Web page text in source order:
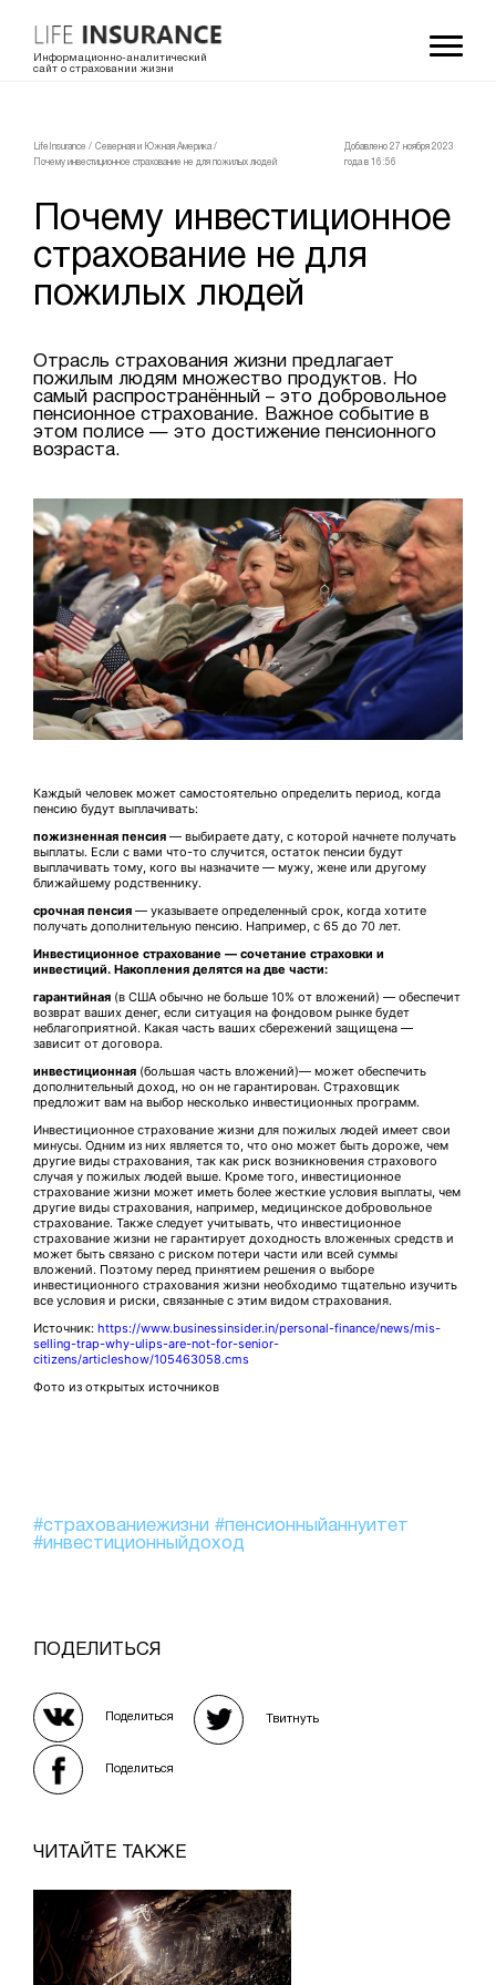
Информационно-аналитический
сайт о страховании жизни
LifeInsurance / Северная и Южная Америка /
Почему инвестиционное страхование не для пожилых людей
Добавлено 27 ноября 2023
года в 16:56
Почему инвестиционное
страхование не для
пожилых людей
Отрасль страхования жизни предлагает
пожилым людям множество продуктов. Но
самый распространённый – это добровольное
пенсионное страхование. Важное событие в
этом полисе — это достижение пенсионного
возраста.
Каждый человек может самостоятельно определить период, когда
пенсию будут выплачивать:
пожизненная пенсия — выбираете дату, с которой начнете получать
выплаты. Если с вами что-то случится, остаток пенсии будут
выплачивать тому, кого вы назначите — мужу, жене или другому
ближайшему родственнику.
срочная пенсия — указываете определенный срок, когда хотите
получать дополнительную пенсию. Например, с 65 до 70 лет.
Инвестиционное страхование — сочетание страховки и
инвестиций. Накопления делятся на две части:
гарантийная (в США обычно не больше 10% от вложений) — обеспечит
возврат ваших денег, если ситуация на фондовом рынке будет
неблагоприятной. Какая часть ваших сбережений защищена —
зависит от договора.
инвестиционная (большая часть вложений)— может обеспечить
дополнительный доход, но он не гарантирован. Страховщик
предложит вам на выбор несколько инвестиционных программ.
Инвестиционное страхование жизни для пожилых людей имеет свои
минусы. Одним из них является то, что оно может быть дороже, чем
другие виды страхования, так как риск возникновения страхового
случая у пожилых людей выше. Кроме того, инвестиционное
страхование жизни может иметь более жесткие условия выплаты, чем
другие виды страхования, например, медицинское добровольное
страхование. Также следует учитывать, что инвестиционное
страхование жизни не гарантирует доходность вложенных средств и
может быть связано с риском потери части или всей суммы
вложений. Поэтому перед принятием решения о выборе
инвестиционного страхования жизни необходимо тщательно изучить
все условия и риски, связанные с этим видом страхования.
Источник: https://www.businessinsider.in/personal-finance/news/mis-
selling-trap-why-ulips-are-not-for-senior-
citizens/articleshow/105463058.cms
Фото из открытых источников
#страхованиежизни #пенсионныйаннуитет
#инвестиционныйдоход
ПОДЕЛИТЬСЯ
Поделиться Твитнуть
Поделиться
ЧИТАЙТЕ ТАКЖЕ